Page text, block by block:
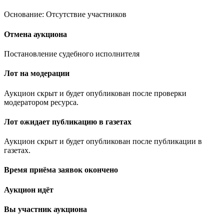
Основание: Отсутствие участников
Отмена аукциона
Постановление судебного исполнителя
Лот на модерации
Аукцион скрыт и будет опубликован после проверки
модератором ресурса.
Лот ожидает публикацию в газетах
Аукцион скрыт и будет опубликован после публикации в
газетах.
Время приёма заявок окончено
Аукцион идёт
Вы участник аукциона